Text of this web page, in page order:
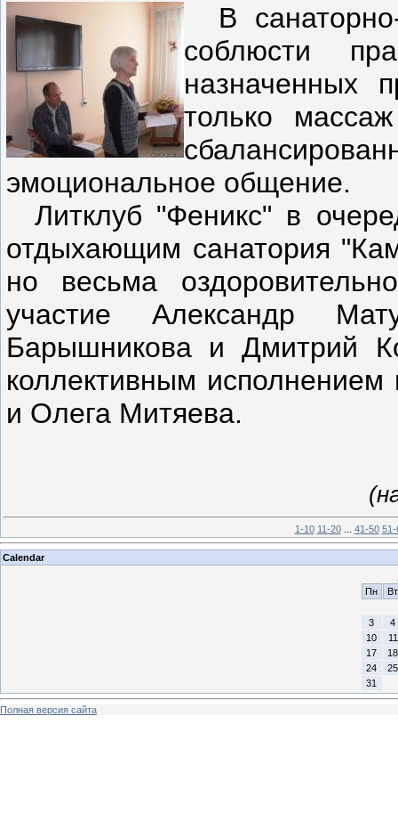
В
соблюсти
назначенных
только
эмоциональное общение.
Литклуб "Феникс" в
отдыхающим санатория
но весьма
участие Александр
Барышникова и Дмитрий
коллективным
и Олега Митяева.
1-10 11-20 41-50 51-
Calendar
Пн
Вт
3
4
10
11
17
18
24
25
31
Полная версия сайта